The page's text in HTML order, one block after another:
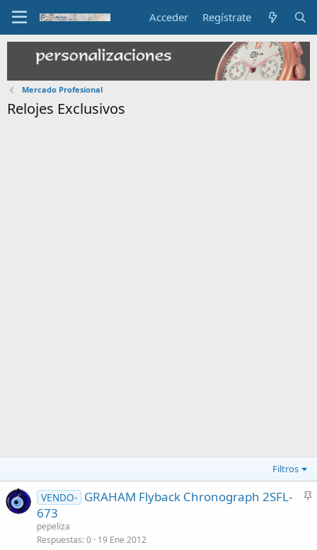
Acceder Regístrate
Mercado Profesional
Relojes Exclusivos
Filtros
A
VENDO- GRAHAM Flyback Chronograph 2SFL-
673
pepeliza
Respuestas 0 19 Ene 2012